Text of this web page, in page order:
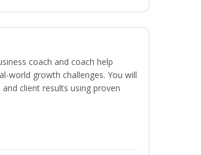
coach and coach help
world growth challenges. You will
client results using proven